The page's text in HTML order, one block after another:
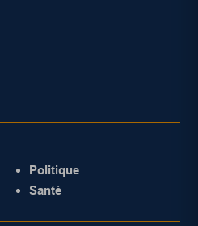
Politique
Santé